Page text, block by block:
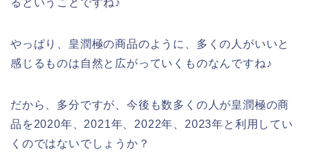
やっぱり、皇潤極の商品のように、多くの人がいいと
感じるものは自然と広がっていくものなんですね♪
だから、多分ですが、今後も数多くの人が皇潤極の商
品を2020年、2021年、2022年、2023年と利用してい
くのではないでしょうか？